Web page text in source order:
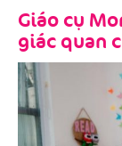
Giáo cụ
giác quan